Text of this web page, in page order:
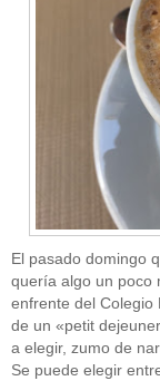
El pasado domingo
quería algo un poco
enfrente del Colegio
de un «petit
a elegir, zumo de
Se puede elegir